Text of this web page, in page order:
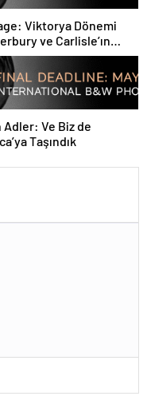
Viktorya Dönemi
ve Carlisle’ın
Siyah-Beyaz
Adler: Ve Biz de
Taşındık